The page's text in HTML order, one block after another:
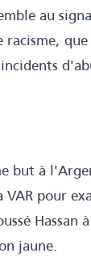
au
but à
pour
Hassan
jaune.